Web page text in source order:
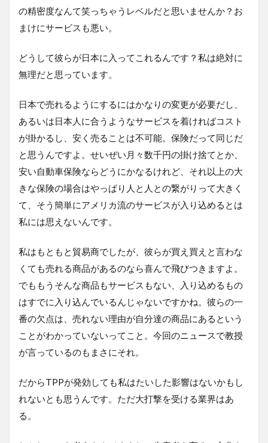
の精密度なんて笑っちゃうレベルだと思いませんか？お
まけにサービスも悪い。
どうして彼らが日本に入ってこれるんです？私は絶対に
無理だと思っています。
日本で売れるようにするにはかなりの変更が必要だし、
あるいは日本人に合うようなサービスを着ければコスト
が掛かるし、安く売ることは不可能。保険だって同じだ
と思うんですよ。せいぜい月々数千円の掛け捨てとか、
安い自動車保険ならどうにかなるけれど、それ以上の大
きな保険の場合はやっぱり人と人との繋がりって大きく
て、そう簡単にアメリカ流のサービスが入り込めるとは
私には思えないんです。
私はもともと貿易商でしたが、彼らが買え買えと言わな
くても売れる商品があるのなら喜んで飛びつきますよ。
でももうそんな商品もサービスもない、入り込めるもの
はすでに入り込んでいるんじゃないですかね。彼らの一
番の欠点は、売れない理由が自分達の商品にあるという
ことがわかっていないってこと。今回のニュースで教授
が言っているのもまさにそれ。
だからTPPが発効しても私はたいした影響はないかもし
れないとも思うんです。ただ大打撃を受ける業界はあ
る。